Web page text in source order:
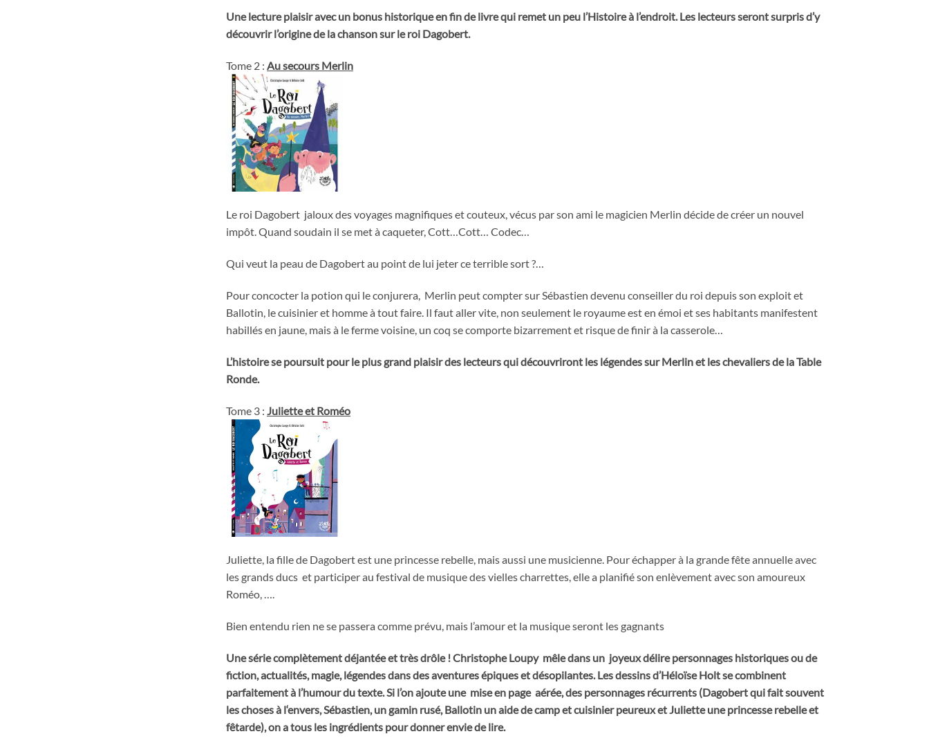
Une lecture plaisir avec un bonus historique en fin de livre qui remet un peu l’Histoire à l’endroit. Les lecteurs seront surpris d’y
découvrir l’origine de la chanson sur le roi Dagobert.
Tome 2 : Au secours Merlin
Le roi Dagobert jaloux des voyages magnifiques et couteux, vécus par son ami le magicien Merlin décide de créer un nouvel
impôt. Quand soudain il se met à caqueter, Cott…Cott… Codec…
Qui veut la peau de Dagobert au point de lui jeter ce terrible sort ?…
Pour concocter la potion qui le conjurera, Merlin peut compter sur Sébastien devenu conseiller du roi depuis son exploit et
Ballotin, le cuisinier et homme à tout faire. Il faut aller vite, non seulement le royaume est en émoi et ses habitants manifestent
habillés en jaune, mais à le ferme voisine, un coq se comporte bizarrement et risque de finir à la casserole…
L’histoire se poursuit pour le plus grand plaisir des lecteurs qui découvriront les légendes sur Merlin et les chevaliers de la Table
Ronde.
Tome 3 : Juliette et Roméo
Juliette, la fille de Dagobert est une princesse rebelle, mais aussi une musicienne. Pour échapper à la grande fête annuelle avec
les grands ducs et participer au festival de musique des vielles charrettes, elle a planifié son enlèvement avec son amoureux
Roméo, ….
Bien entendu rien ne se passera comme prévu, mais l’amour et la musique seront les gagnants
Une série complètement déjantée et très drôle ! Christophe Loupy mêle dans un joyeux délire personnages historiques ou de
fiction, actualités, magie, légendes dans des aventures épiques et désopilantes. Les dessins d’Héloïse Holt se combinent
parfaitement à l’humour du texte. Si l’on ajoute une mise en page aérée, des personnages récurrents (Dagobert qui fait souvent
les choses à l‘envers, Sébastien, un gamin rusé, Ballotin un aide de camp et cuisinier peureux et Juliette une princesse rebelle et
fêtarde), on a tous les ingrédients pour donner envie de lire.